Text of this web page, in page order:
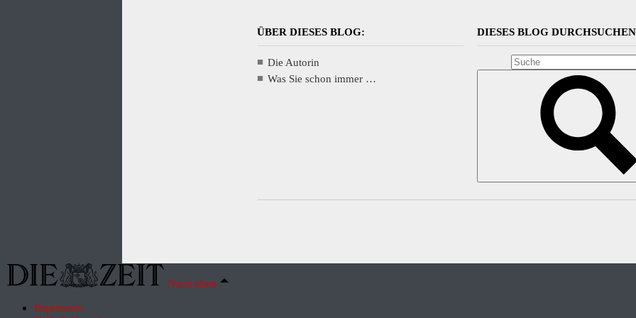
ÜBER DIESES BLOG:
Die Autorin
Was Sie schon immer …
DIESES BLOG DURCHSUCHEN
Nach oben
Impressum